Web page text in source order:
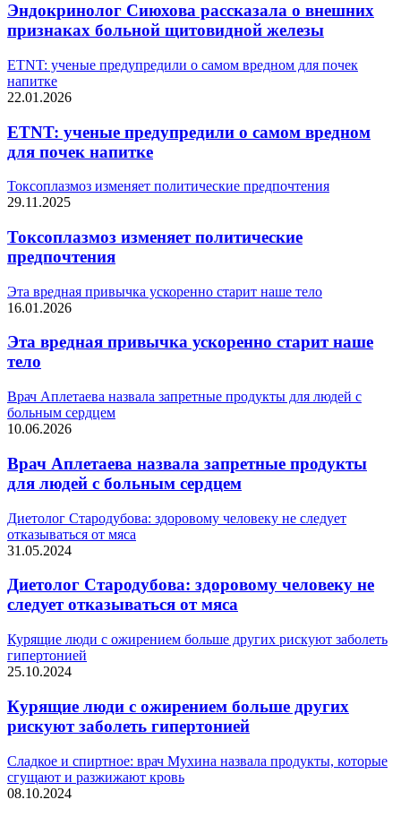
Эндокринолог Сиюхова рассказала о внешних
признаках больной щитовидной железы
ETNT: ученые предупредили о самом вредном для почек
напитке
22.01.2026
ETNT: ученые предупредили о самом вредном
для почек напитке
Токсоплазмоз изменяет политические предпочтения
29.11.2025
Токсоплазмоз изменяет политические
предпочтения
Эта вредная привычка ускоренно старит наше тело
16.01.2026
Эта вредная привычка ускоренно старит наше
тело
Врач Аплетаева назвала запретные продукты для людей с
больным сердцем
10.06.2026
Врач Аплетаева назвала запретные продукты
для людей с больным сердцем
Диетолог Стародубова: здоровому человеку не следует
отказываться от мяса
31.05.2024
Диетолог Стародубова: здоровому человеку не
следует отказываться от мяса
Курящие люди с ожирением больше других рискуют заболеть
гипертонией
25.10.2024
Курящие люди с ожирением больше других
рискуют заболеть гипертонией
Сладкое и спиртное: врач Мухина назвала продукты, которые
сгущают и разжижают кровь
08.10.2024